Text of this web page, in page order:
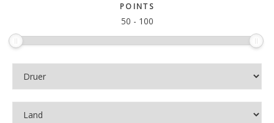
POINTS
50 - 100